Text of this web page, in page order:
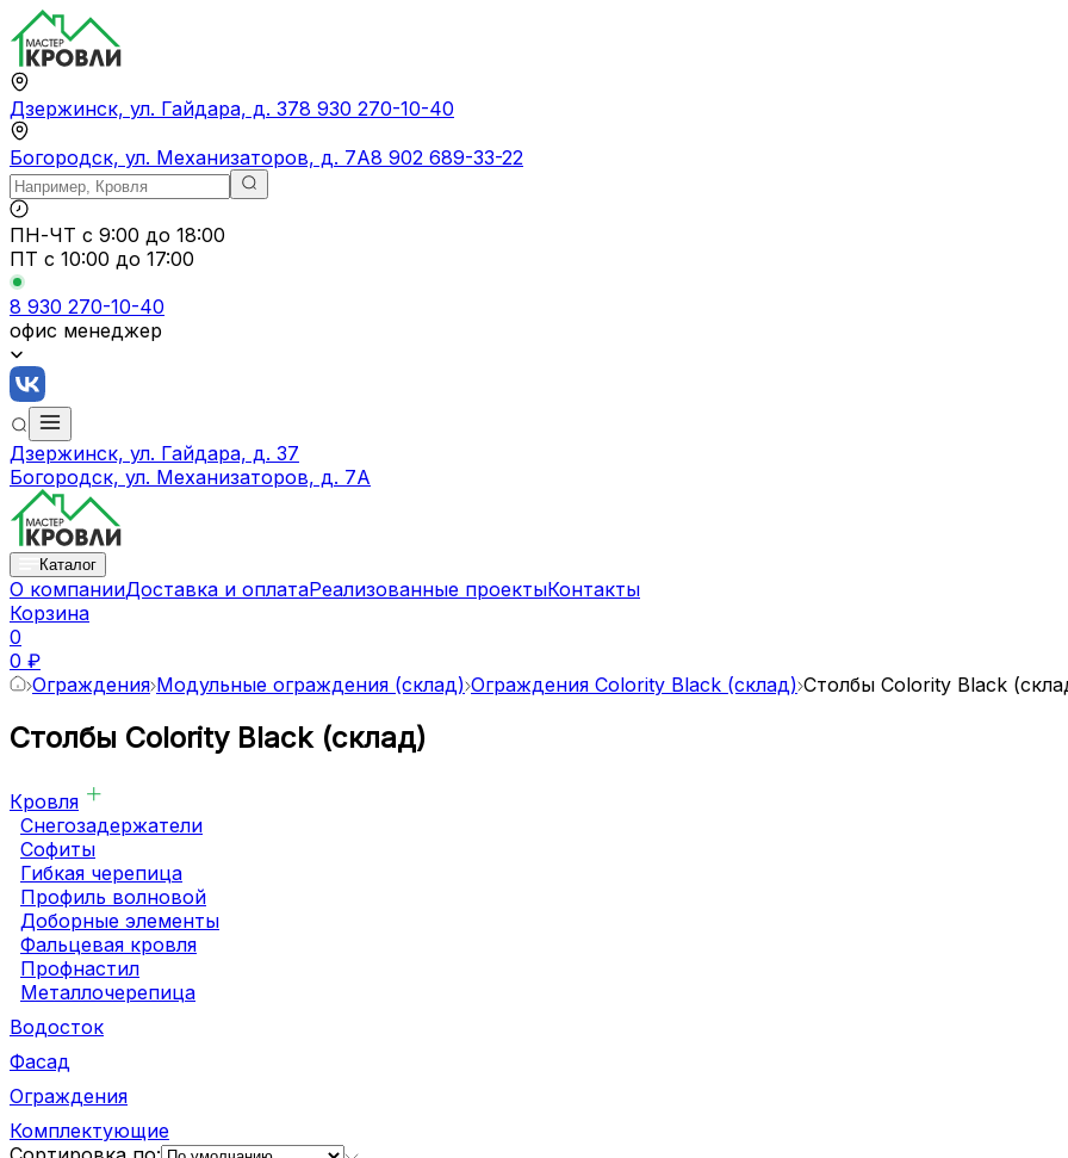
Дзержинск, ул. Гайдара, д. 378 930 270-10-40
Богородск, ул. Механизаторов, д. 7А8 902 689-33-22
ПН-ЧТ с 9:00 до 18:00
ПТ с 10:00 до 17:00
8 930 270-10-40
офис менеджер
Дзержинск, ул. Гайдара, д. 37
Богородск, ул. Механизаторов, д. 7А
Каталог
О компанииДоставка и оплатаРеализованные проектыКонтакты
Корзина
0
0 ₽
Ограждения Модульные ограждения (склад) Ограждения Colority Black (склад) Столбы Colority Black
Столбы Colority Black (склад)
Кровля
Снегозадержатели
Софиты
Гибкая черепица
Профиль волновой
Доборные элементы
Фальцевая кровля
Профнастил
Металлочерепица
Водосток
Фасад
Ограждения
Комплектующие